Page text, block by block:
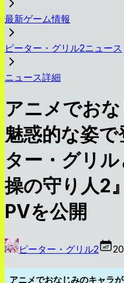
最新ゲーム情報
ピーター・グリル2ニュース
ニュース詳細
アニメでお
魅惑的な姿
ター・グリ
操の守り人2
PVを公開
ピーター・グリル2
アニメでおなじみのキャラ